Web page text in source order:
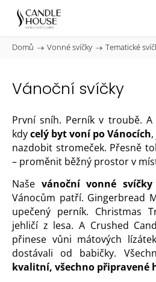
Domů / Vonné svíčky / Tematické
Vánoční svíčky
První sníh. Perník v troubě.
kdycelý byt voní po Vánocích
nazdobit stromeček. Přesně
– proměnit běžný prostor v
Naše vánoční vonné svíčky
Vánocům patří. Gingerbread
upečený perník. Christmas
jehličí z lesa. A Crushed
přinese vůni mátových
dostávali od babičky.
kvalitní, všechno připravené